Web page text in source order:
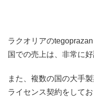
ラクオリアの
国での売上は、非常に好
また、複数の国の大手
ライセンス契約をして